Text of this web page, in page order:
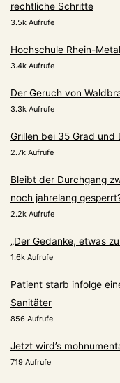
rechtliche Schritte
3.5k Aufrufe
Hochschule Rhein-
3.4k Aufrufe
Der Geruch von
3.3k Aufrufe
Grillen bei 35 Grad und
2.7k Aufrufe
Bleibt der Durchgang
noch jahrelang
2.2k Aufrufe
„Der Gedanke, etwas
1.6k Aufrufe
Patient starb infolge
Sanitäter
856 Aufrufe
Jetzt wird’s
719 Aufrufe